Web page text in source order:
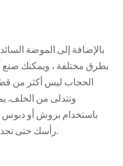
بالإضافة إلى الموضة
بطرق مختلفة ، ويمكنك صنع
الحجاب ليس أكثر من
وتتدلى من الخلف.
باستخدام بروش أو
رأسك حتى تجد الأسلوب الذي يناسبك بشكل أفضل.